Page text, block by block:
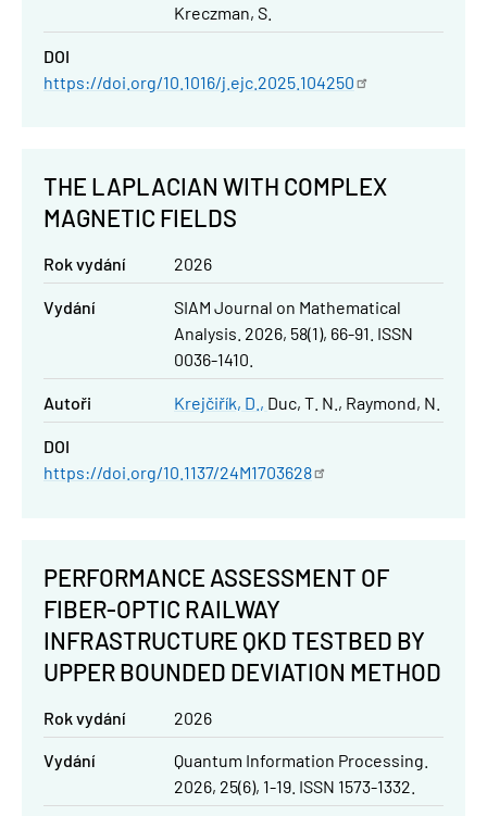
Kreczman, S.
DOI
https://doi.org/10.1016/j.ejc.2025.104250
THE LAPLACIAN WITH COMPLEX
MAGNETIC FIELDS
Rok vydání 2026
Vydání
SIAM Journal on Mathematical
Analysis. 2026, 58(1), 66-91. ISSN
0036-1410.
Autoři Krejčiřík, D. Duc, T. N. Raymond, N.
DOI
https://doi.org/10.1137/24M1703628
PERFORMANCE ASSESSMENT OF
FIBER-OPTIC RAILWAY
INFRASTRUCTURE QKD TESTBED BY
UPPER BOUNDED DEVIATION METHOD
Rok vydání 2026
Vydání
Quantum Information Processing.
2026, 25(6), 1-19. ISSN 1573-1332.